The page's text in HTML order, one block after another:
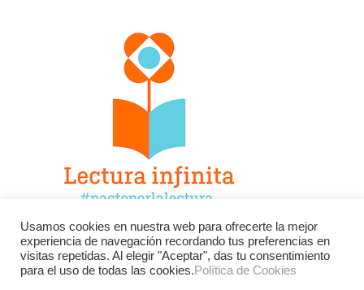
Facebook Twitter
Instagram
YouTube
LinkedIn Contacto
Usamos cookies en nuestra web para ofrecerte la mejor
experiencia de navegación recordando tus preferencias en
visitas repetidas. Al elegir "Aceptar", das tu consentimiento
para el uso de todas las cookies.Política de Cookies